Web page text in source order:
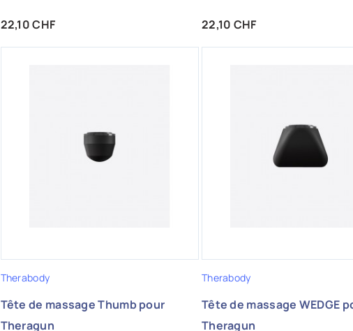
Prix
22,10 CHF
AJOUTER AUX FAVORIS
Prix
22,10 CHF
AJOUTER AUX
Therabody
Tête de massage Thumb pour
Theragun
Therabody
Tête de massage WEDGE
Theragun